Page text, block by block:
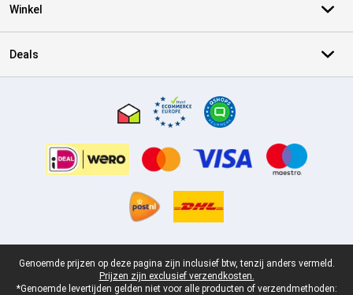
Winkel
Deals
Juridische voettekst
Genoemde prijzen op deze pagina zijn inclusief btw, tenzij anders vermeld.
Prijzen zijn exclusief verzendkosten.
*Genoemde levertijden gelden niet voor alle producten of verzendmethoden: